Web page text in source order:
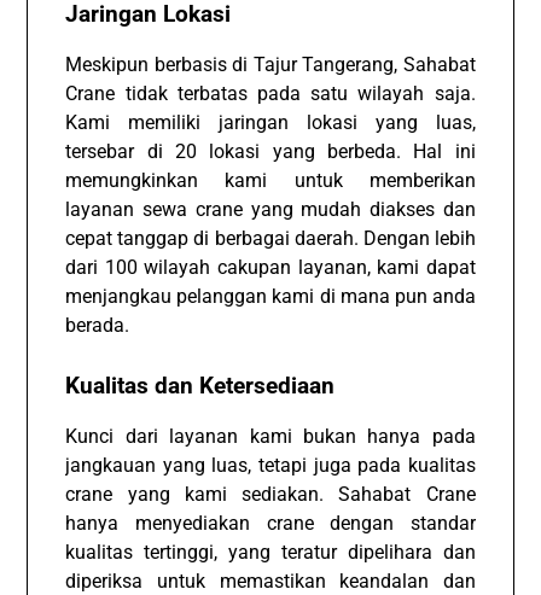
Jaringan Lokasi
Meskipun berbasis di Tajur Tangerang, Sahabat
Crane tidak terbatas pada satu wilayah saja.
Kami memiliki jaringan lokasi yang luas,
tersebar di 20 lokasi yang berbeda. Hal ini
memungkinkan kami untuk memberikan
layanan sewa crane yang mudah diakses dan
cepat tanggap di berbagai daerah. Dengan lebih
dari 100 wilayah cakupan layanan, kami dapat
menjangkau pelanggan kami di mana pun anda
berada.
Kualitas dan Ketersediaan
Kunci dari layanan kami bukan hanya pada
jangkauan yang luas, tetapi juga pada kualitas
crane yang kami sediakan. Sahabat Crane
hanya menyediakan crane dengan standar
kualitas tertinggi, yang teratur dipelihara dan
diperiksa untuk memastikan keandalan dan